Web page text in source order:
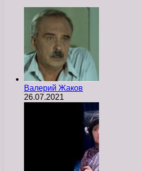
Валерий Жаков
26.07.2021